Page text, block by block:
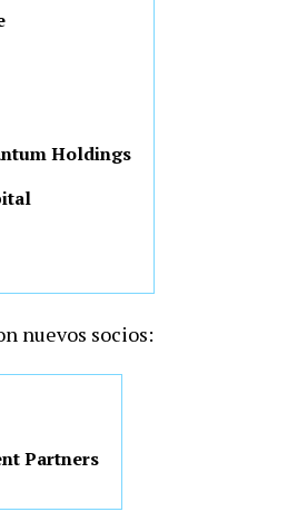
Holdings
nuevos socios:
Partners